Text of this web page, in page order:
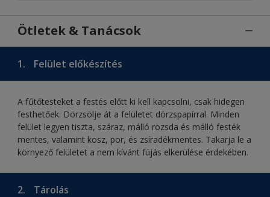
Ötletek & Tanácsok
1. Felület előkészítés
A fűtőtesteket a festés előtt ki kell kapcsolni, csak hidegen
festhetőek. Dörzsölje át a felületet dörzspapírral. Minden
felület legyen tiszta, száraz, málló rozsda és málló festék
mentes, valamint kosz, por, és zsíradékmentes. Takarja le a
környező felületet a nem kívánt fújás elkerülése érdekében.
2. Tárolás